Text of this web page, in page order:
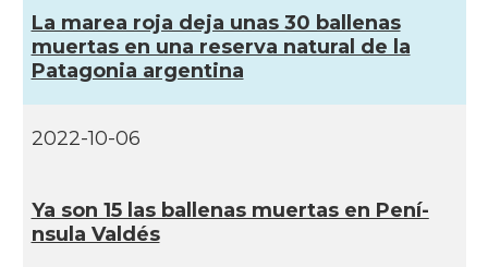
La marea roja deja unas 30 ballenas
muertas en una reserva natural de la
Patagonia argentina
2022-10-06
Ya son 15 las ballenas muertas en Pení­
nsula Valdés